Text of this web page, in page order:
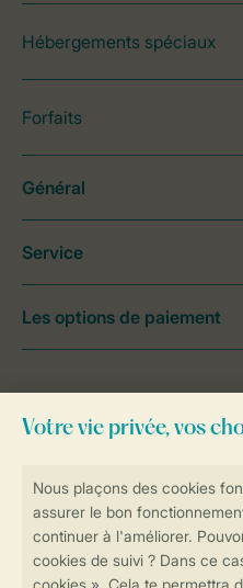
Hébergements spéciaux
Forfaits
contactez notreContact Center
Général
Service
Les options de paiement